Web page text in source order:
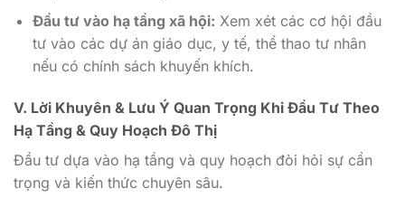
Đầu tư vào hạ tầng xã hội: Xem xét các cơ hội đầu
tư vào các dự án giáo dục, y tế, thể thao tư nhân
nếu có chính sách khuyến khích.
V. Lời Khuyên & Lưu Ý Quan Trọng Khi Đầu Tư Theo
Hạ Tầng & Quy Hoạch Đô Thị
Đầu tư dựa vào hạ tầng và quy hoạch đòi hỏi sự cẩn
trọng và kiến thức chuyên sâu.